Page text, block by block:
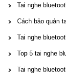
Tai nghe
Cách bảo quản
Tai nghe
Top 5 tai nghe
Tai nghe